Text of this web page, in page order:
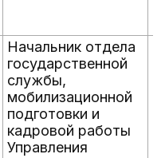
Начальник отдела
государственной
службы,
мобилизационной
подготовки и
кадровой работы
Управления